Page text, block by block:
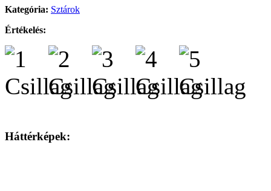
Kategória: Sztárok
Értékelés:
Háttérképek: